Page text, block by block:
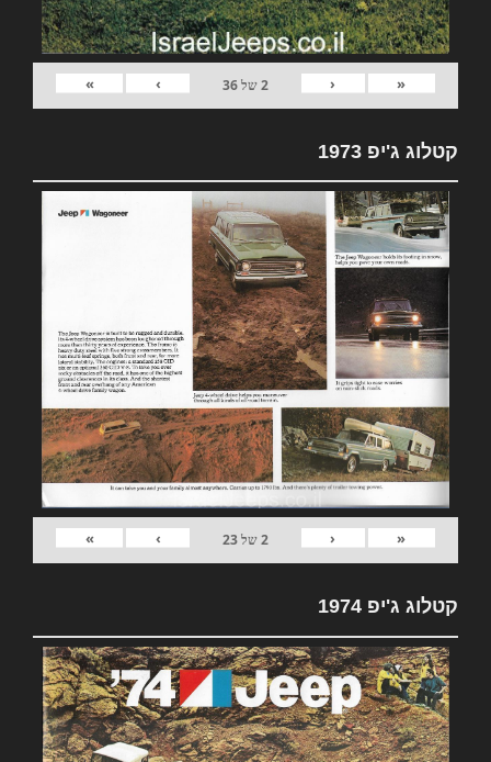
«
‹
2של36
›
»
קטלוג ג'יפ 1973
«
‹
2של23
›
»
קטלוג ג'יפ 1974